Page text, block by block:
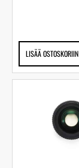
LISÄÄ OSTOSKORIIN